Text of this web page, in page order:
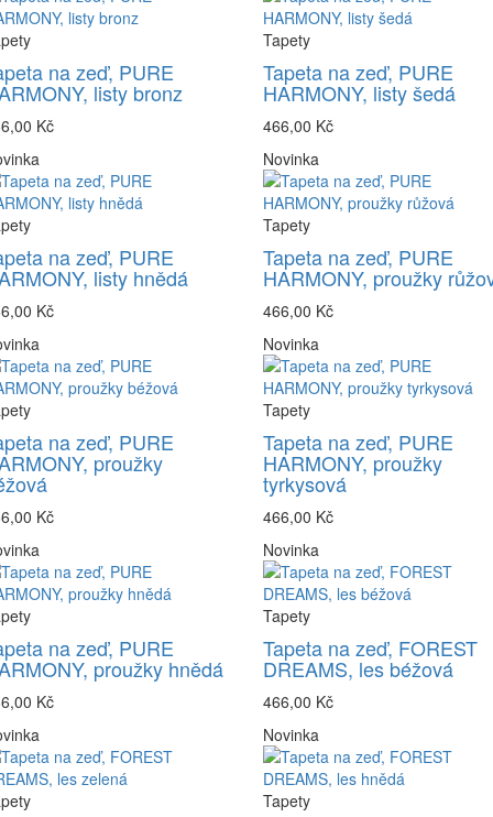
na zeď, PURE
listy bronz
Kč
Tapety
Tapeta na zeď, PURE
HARMONY, listy šedá
466,00 Kč
na zeď, PURE
listy hnědá
Kč
Novinka
Tapety
Tapeta na zeď, PURE
HARMONY, proužky
466,00 Kč
na zeď, PURE
proužky
Kč
Novinka
Tapety
Tapeta na zeď, PURE
HARMONY, proužky
tyrkysová
466,00 Kč
na zeď, PURE
proužky hnědá
Kč
Novinka
Tapety
Tapeta na zeď, FOREST
DREAMS, les béžová
466,00 Kč
Novinka
Tapety